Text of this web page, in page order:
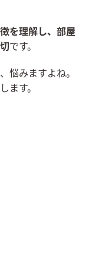
を理解し、部屋
です。
悩みますよね。
ます。